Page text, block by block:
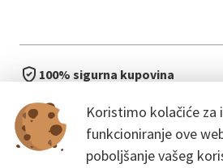
Koristimo kolačiće za
funkcioniranje ove
poboljšanje vašeg
100% sigurna kupovina
bez čekanja u redu